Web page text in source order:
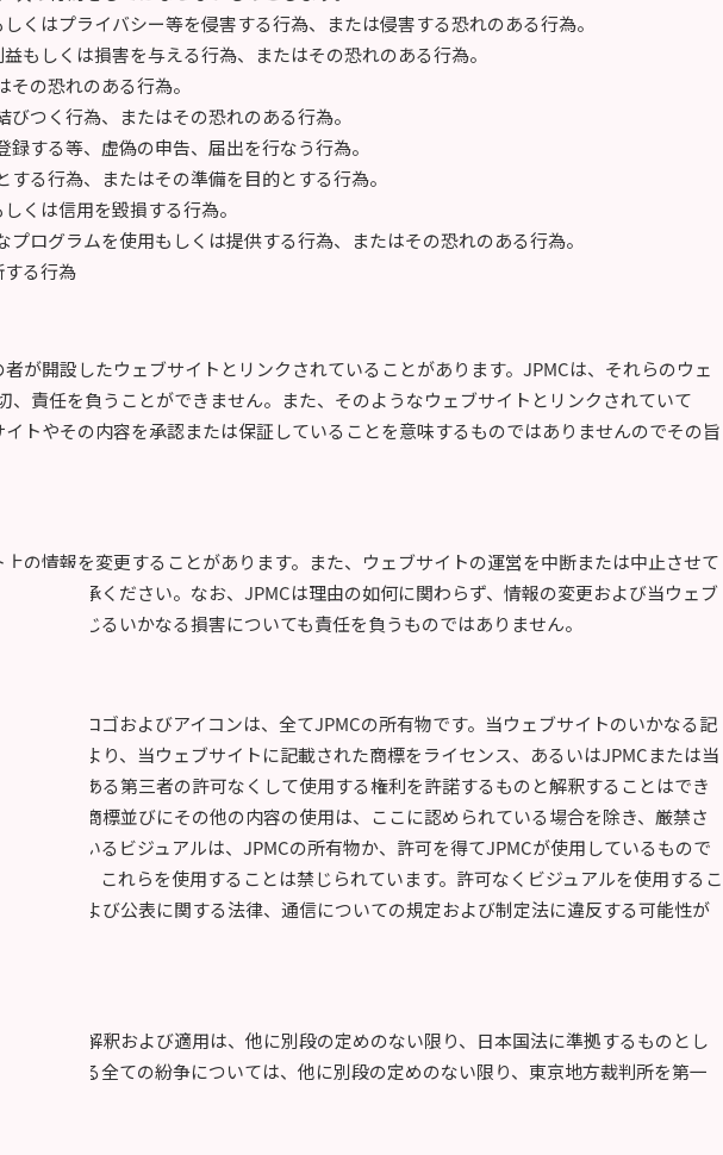
くはプライバシー等を侵害する行為、または侵害する恐れのある行為。
もしくは損害を与える行為、またはその恐れのある行為。
の恐れのある行為。
つく行為、またはその恐れのある行為。
する等、虚偽の申告、届出を行なう行為。
る行為、またはその準備を目的とする行為。
くは信用を毀損する行為。
プログラムを使用もしくは提供する行為、またはその恐れのある行為。
る行為
が開設したウェブサイトとリンクされていることがあります。JPMCは、それらのウェ
、責任を負うことができません。また、そのようなウェブサイトとリンクされていて
トやその内容を承認または保証していることを意味するものではありませんのでその旨
の情報を変更することがあります。また、ウェブサイトの運営を中断または中止させて
じめご了承ください。なお、JPMCは理由の如何に関わらず、情報の変更および当ウェブ
よって生じるいかなる損害についても責任を負うものではありません。
ネーム、ロゴおよびアイコンは、全てJPMCの所有物です。当ウェブサイトのいかなる記
その他により、当ウェブサイトに記載された商標をライセンス、あるいはJPMCまたは当
所有者である第三者の許可なくして使用する権利を許諾するものと解釈することはでき
れている商標並びにその他の内容の使用は、ここに認められている場合を除き、厳禁さ
示されているビジュアルは、JPMCの所有物か、許可を得てJPMCが使用しているもので
合を除き、これらを使用することは禁じられています。許可なくビジュアルを使用するこ
バシーおよび公表に関する法律、通信についての規定および制定法に違反する可能性が
用規定の解釈および適用は、他に別段の定めのない限り、日本国法に準拠するものとし
用に関わる全ての紛争については、他に別段の定めのない限り、東京地方裁判所を第一